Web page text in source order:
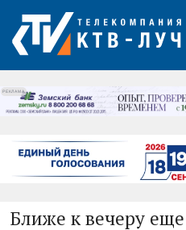
РЕКЛАМА
Ближе к вечеру